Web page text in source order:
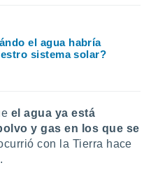
el agua habría
sistema solar?
el agua ya está
y gas en los que se
con la Tierra hace